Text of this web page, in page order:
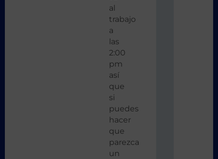
al
trabajo
a
las
2:00
pm
así
que
si
puedes
hacer
que
parezca
un